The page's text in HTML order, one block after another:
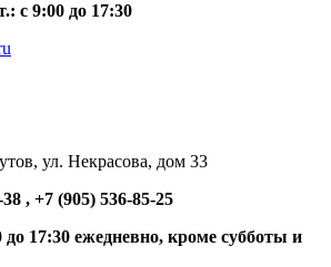
с 9:00 до 17:30
ул. Некрасова, дом 33
, +7 (905) 536-85-25
до 17:30 ежедневно, кроме субботы и